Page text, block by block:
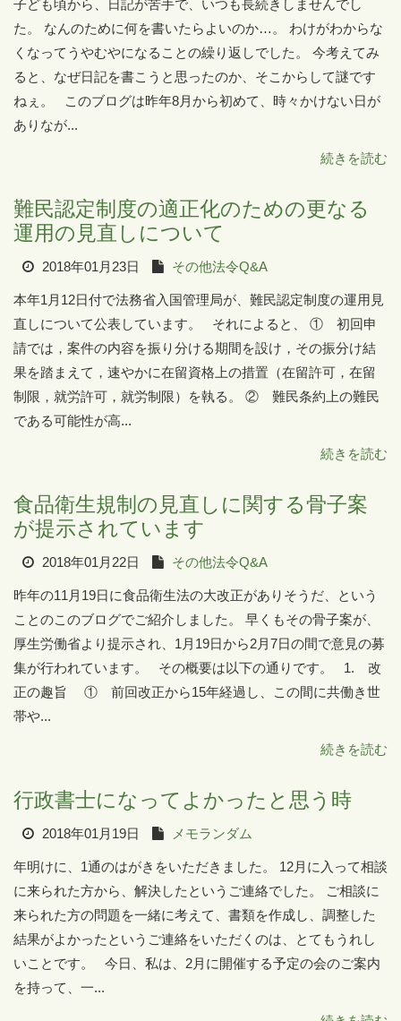
子ども頃から、日記が苦手で、いつも長続きしませんでし
た。 なんのために何を書いたらよいのか…。 わけがわからな
くなってうやむやになることの繰り返しでした。 今考えてみ
ると、なぜ日記を書こうと思ったのか、そこからして謎です
ねぇ。 このブログは昨年8月から初めて、時々かけない日が
ありなが...
続きを読む
難民認定制度の適正化のための更なる
運用の見直しについて
2018年01月23日 その他法令Q&A
本年1月12日付で法務省入国管理局が、難民認定制度の運用見
直しについて公表しています。 それによると、 ① 初回申
請では，案件の内容を振り分ける期間を設け，その振分け結
果を踏まえて，速やかに在留資格上の措置（在留許可，在留
制限，就労許可，就労制限）を執る。 ② 難民条約上の難民
である可能性が高...
続きを読む
食品衛生規制の見直しに関する骨子案
が提示されています
2018年01月22日 その他法令Q&A
昨年の11月19日に食品衛生法の大改正がありそうだ、という
ことのこのブログでご紹介しました。 早くもその骨子案が、
厚生労働省より提示され、1月19日から2月7日の間で意見の募
集が行われています。 その概要は以下の通りです。 1. 改
正の趣旨 ① 前回改正から15年経過し、この間に共働き世
帯や...
続きを読む
行政書士になってよかったと思う時
2018年01月19日 メモランダム
年明けに、1通のはがきをいただきました。 12月に入って相談
に来られた方から、解決したというご連絡でした。 ご相談に
来られた方の問題を一緒に考えて、書類を作成し、調整した
結果がよかったというご連絡をいただくのは、とてもうれし
いことです。 今日、私は、2月に開催する予定の会のご案内
を持って、一...